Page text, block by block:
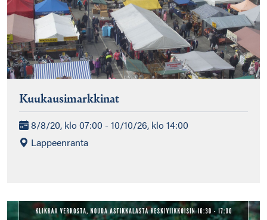
Kuukausimarkkinat
8/8/20, klo 07:00 - 10/10/26, klo 14:00
Lappeenranta